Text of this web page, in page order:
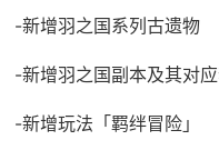
-新增羽之国系列古遗物
-新增羽之国副本及其对
-新增玩法「羁绊冒险」